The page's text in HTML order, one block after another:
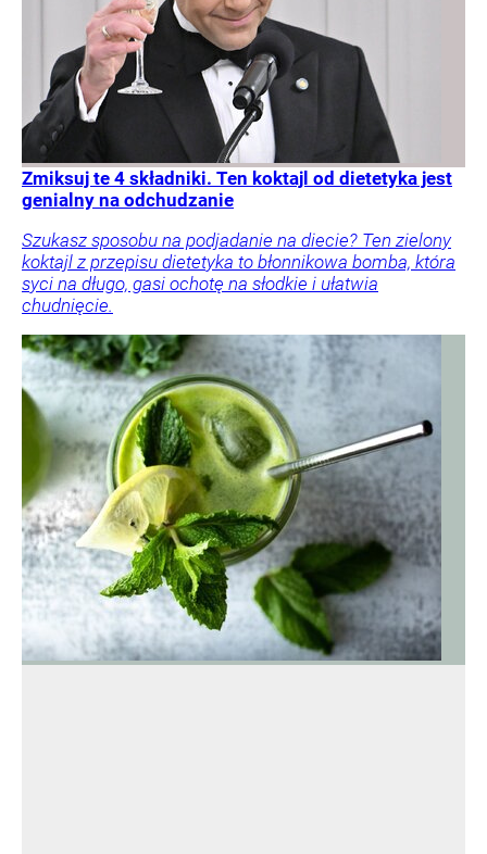
Zmiksuj te 4 składniki. Ten koktajl od dietetyka jest
genialny na odchudzanie
Szukasz sposobu na podjadanie na diecie? Ten zielony
koktajl z przepisu dietetyka to błonnikowa bomba, która
syci na długo, gasi ochotę na słodkie i ułatwia
chudnięcie.